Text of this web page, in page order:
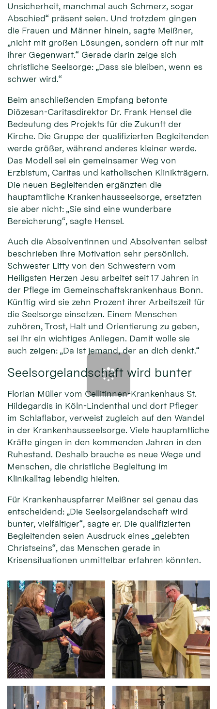
Unsicherheit, manchmal auch Schmerz, sogar
Abschied“ präsent seien. Und trotzdem gingen
die Frauen und Männer hinein, sagte Meißner,
„nicht mit großen Lösungen, sondern oft nur mit
ihrer Gegenwart.“ Gerade darin zeige sich
christliche Seelsorge: „Dass sie bleiben, wenn es
schwer wird.“
Beim anschließenden Empfang betonte
Diözesan-Caritasdirektor Dr. Frank Hensel die
Bedeutung des Projekts für die Zukunft der
Kirche. Die Gruppe der qualifizierten Begleitenden
werde größer, während anderes kleiner werde.
Das Modell sei ein gemeinsamer Weg von
Erzbistum, Caritas und katholischen Klinikträgern.
Die neuen Begleitenden ergänzten die
hauptamtliche Krankenhausseelsorge, ersetzten
sie aber nicht: „Sie sind eine wunderbare
Bereicherung“, sagte Hensel.
Auch die Absolventinnen und Absolventen selbst
beschrieben ihre Motivation sehr persönlich.
Schwester Litty von den Schwestern vom
Heiligsten Herzen Jesu arbeitet seit 17 Jahren in
der Pflege im Gemeinschaftskrankenhaus Bonn.
Künftig wird sie zehn Prozent ihrer Arbeitszeit für
die Seelsorge einsetzen. Einem Menschen
zuhören, Trost, Halt und Orientierung zu geben,
sei ihr ein wichtiges Anliegen. Damit wolle sie
auch zeigen: „Da ist jemand, der an dich denkt.“
Seelsorgelandschaft wird bunter
Florian Müller vom Cellitinnen-Krankenhaus St.
Hildegardis in Köln-Lindenthal und dort Pfleger
im Schlaflabor, verweist zugleich auf den Wandel
in der Krankenhausseelsorge. Viele hauptamtliche
Kräfte gingen in den kommenden Jahren in den
Ruhestand. Deshalb brauche es neue Wege und
Menschen, die christliche Begleitung im
Klinikalltag lebendig hielten.
Für Krankenhauspfarrer Meißner sei genau das
entscheidend: „Die Seelsorgelandschaft wird
bunter, vielfältiger“, sagte er. Die qualifizierten
Begleitenden seien Ausdruck eines „gelebten
Christseins“, das Menschen gerade in
Krisensituationen unmittelbar erfahren könnten.